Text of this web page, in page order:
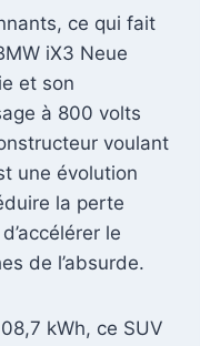
ce qui fait
iX3 Neue
et son
à 800 volts
voulant
une évolution
la perte
le
de l’absurde.
kWh, ce SUV